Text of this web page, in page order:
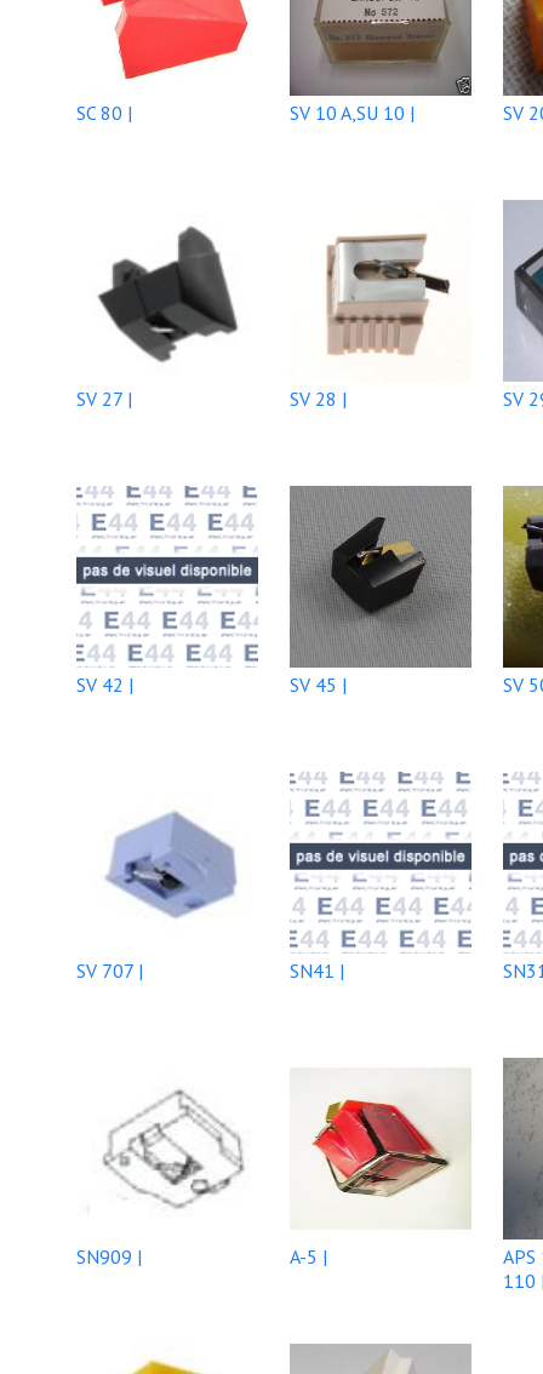
SC 80 | SV 10 A,SU 10 | SV
SV 27 | SV 28 | SV
SV 42 | SV 45 | SV
SV 707 | SN41 |
SN909 | A-5 |
APS
110